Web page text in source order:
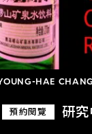
HAE
預約閱覽 研
品
級的二十及二